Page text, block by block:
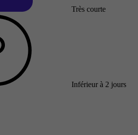
Très courte
Inférieur à 2 jours